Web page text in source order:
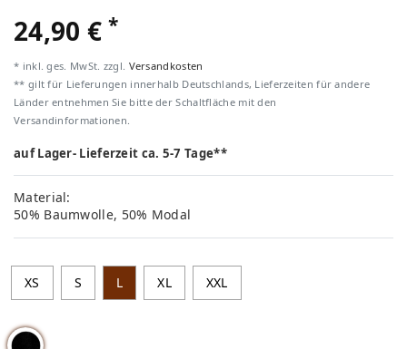
24,90 €*
* inkl. ges. MwSt. zzgl. Versandkosten
** gilt für Lieferungen innerhalb Deutschlands, Lieferzeiten für andere
Länder entnehmen Sie bitte der Schaltfläche mit den
Versandinformationen.
auf Lager- Lieferzeit ca. 5-7 Tage**
Material:
50% Baumwolle, 50% Modal
XS S L XL XXL